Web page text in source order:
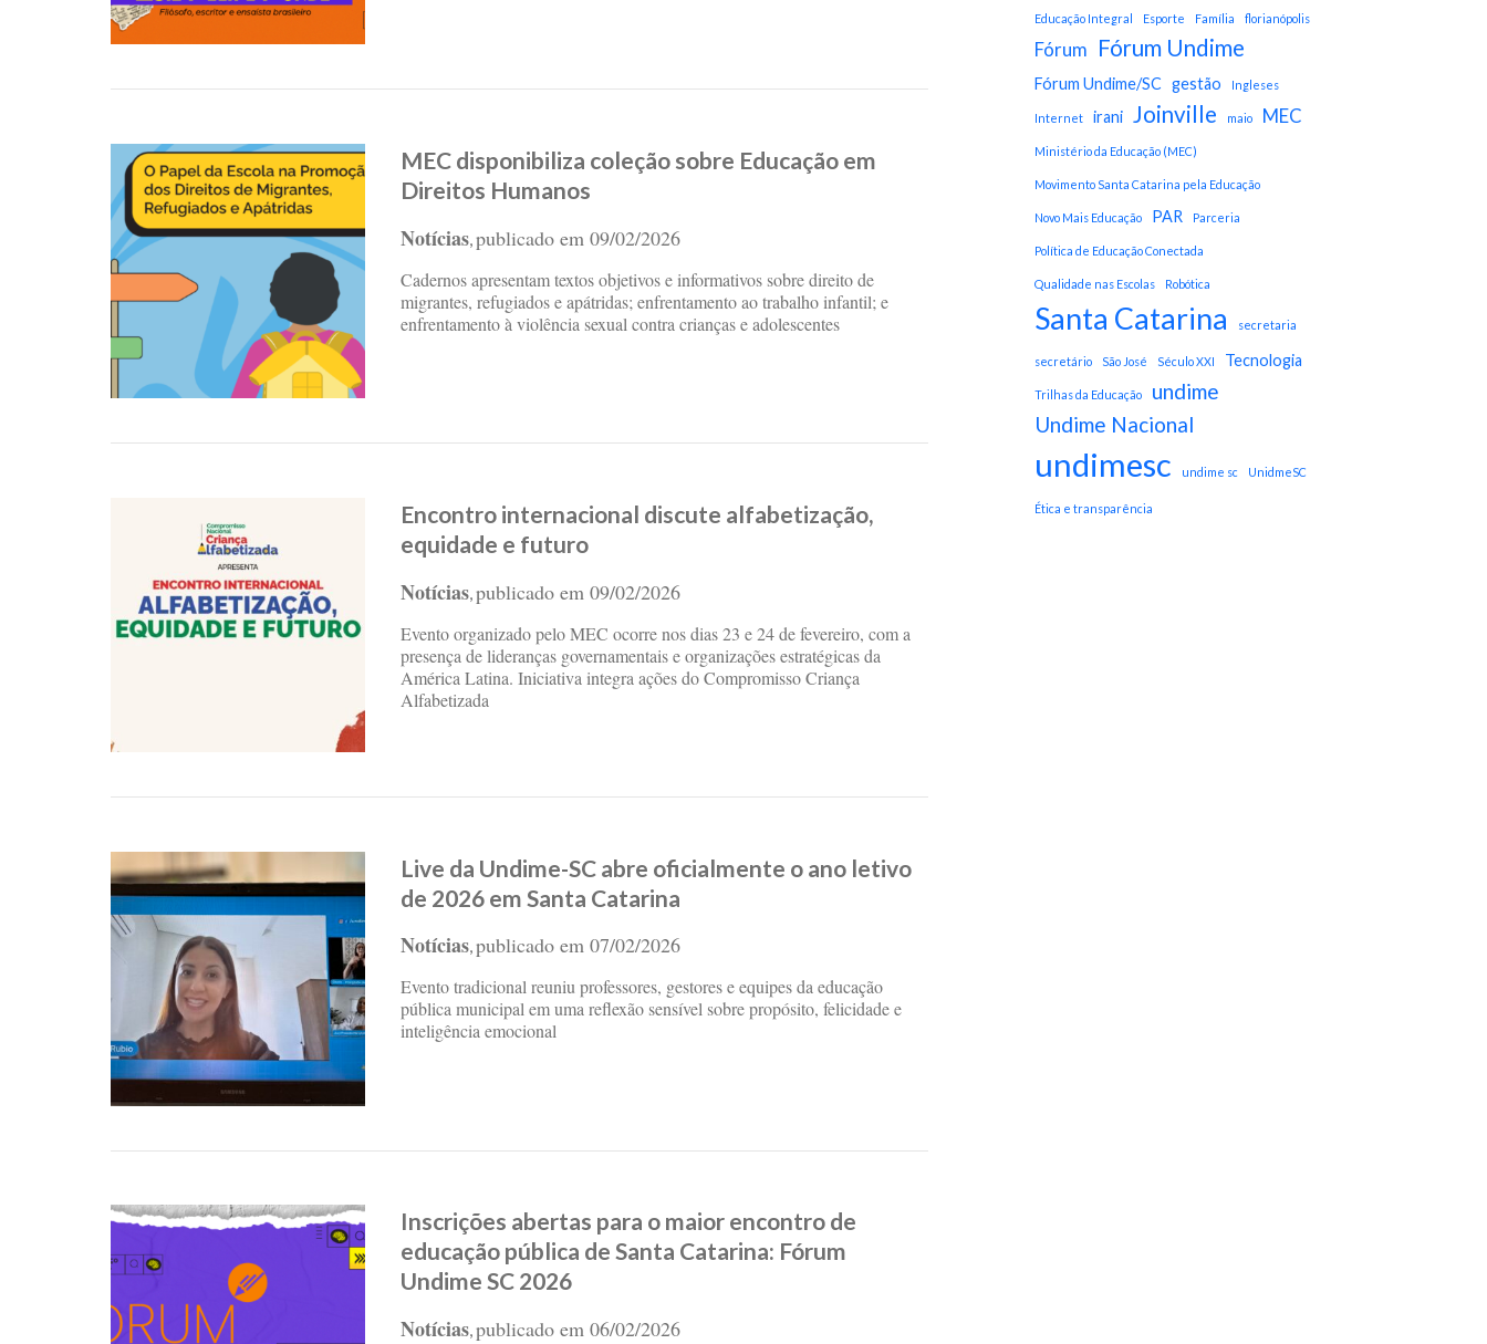
MEC disponibiliza coleção sobre Educação em
Direitos Humanos
Notícias publicado em 09/02/2026
Cadernos apresentam textos objetivos e informativos sobre direito de
migrantes, refugiados e apátridas; enfrentamento ao trabalho infantil; e
enfrentamento à violência sexual contra crianças e adolescentes
Encontro internacional discute alfabetização,
equidade e futuro
Notícias publicado em 09/02/2026
Evento organizado pelo MEC ocorre nos dias 23 e 24 de fevereiro, com a
presença de lideranças governamentais e organizações estratégicas da
América Latina. Iniciativa integra ações do Compromisso Criança
Alfabetizada
Live da Undime-SC abre oficialmente o ano letivo
de 2026 em Santa Catarina
Notícias,publicado em 07/02/2026
Evento tradicional reuniu professores, gestores e equipes da educação
pública municipal em uma reflexão sensível sobre propósito, felicidade e
inteligência emocional
Inscrições abertas para o maior encontro de
educação pública de Santa Catarina: Fórum
Undime SC 2026
Notícias,publicado em 06/02/2026
Educação Integral Esporte Família florianópolis
Fórum Fórum Undime
Fórum Undime/SC gestão Ingleses
Internet irani Joinville maio MEC
Ministério da Educação (MEC)
Movimento Santa Catarina pela Educação
Novo Mais Educação PAR Parceria
Política de Educação Conectada
Qualidade nas Escolas Robótica
Santa Catarina secretaria
secretário São José Século XXI Tecnologia
Trilhas da Educação
undime
Undime Nacional
undimesc undime sc UnidmeSC
Ética e transparência